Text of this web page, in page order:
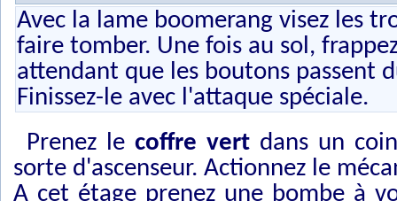
Avec la lame boomerang visez les
faire tomber. Une fois au sol,
attendant que les boutons passent
Finissez-le avec l'attaque spéciale.
Prenez le coffre vert dans un
sorte d'ascenseur. Actionnez le
A cet étage prenez une bombe à